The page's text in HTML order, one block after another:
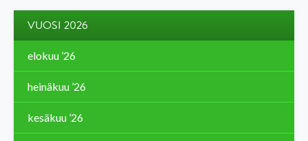
VUOSI 2026
elokuu ’26
heinäkuu ’26
kesäkuu ’26